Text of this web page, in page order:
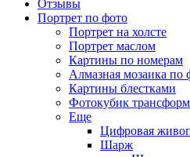
Отзывы
Портрет по фото
Портрет на холсте
Портрет маслом
Картины по номерам
Алмазная мозаика по
Картины блестками
Фотокубик
Еще
Цифровая
Шарж